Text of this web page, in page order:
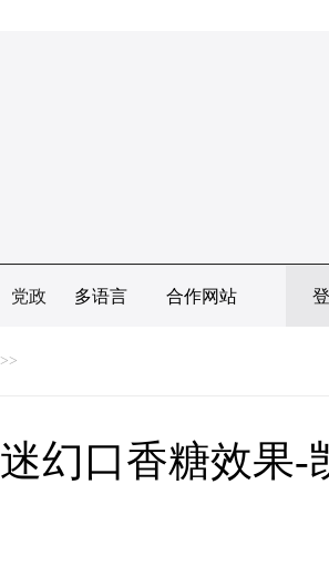
党政 多语言 合作网站
>>
迷幻口香糖效果-